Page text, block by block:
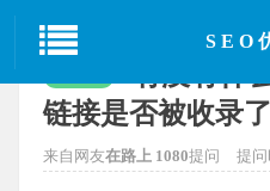
SEO
当前位置：
链接是否被收录
来自网友在路上 1080提问 提